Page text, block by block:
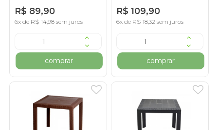
R$ 89,90
6x de R$ 14,98 sem juros
comprar
R$ 109,90
6x de R$ 18,32 sem juros
comprar